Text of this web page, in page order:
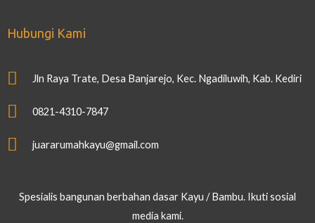
Hubungi Kami
Jln Raya Trate, Desa Banjarejo, Kec. Ngadiluwih, Kab. Kediri
0821-4310-7847
juararumahkayu@gmail.com
Spesialis bangunan berbahan dasar Kayu / Bambu. Ikuti sosial
media kami.